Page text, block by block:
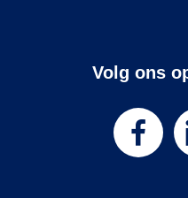
Volg ons